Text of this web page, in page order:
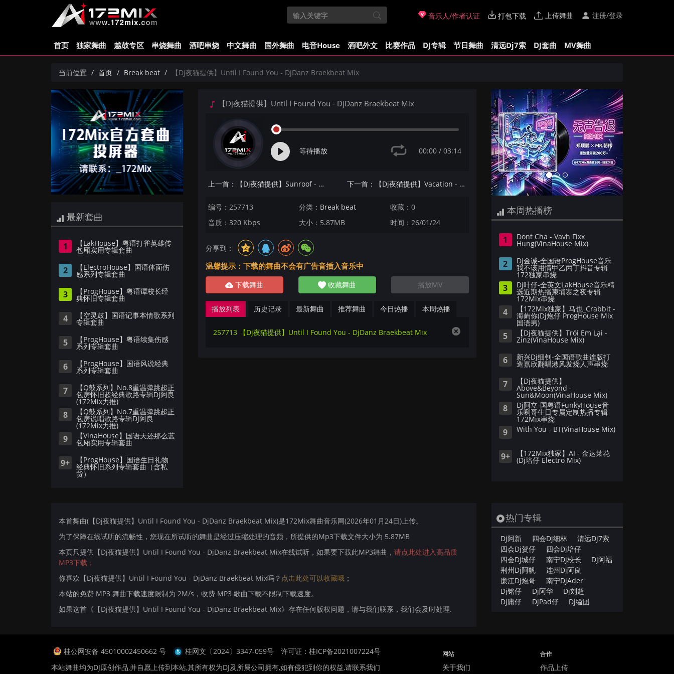
音乐人/作者认证 打包下载 上传舞曲 注册/登录
首页 独家舞曲 越鼓专区 串烧舞曲 酒吧串烧 中文舞曲 国外舞曲 电音House 酒吧外文 比赛作品 DJ专辑 节日舞曲 清远Dj7索 DJ套曲 MV舞曲
当前位置 首页 Break beat 【Dj夜猫提供】Until I Found You - DjDanz Braekbeat Mix
最新套曲
1 【LakHouse】粤语打雀英雄传
包厢实用专辑套曲
2 【ElectroHouse】国语体面伤
感系列专辑套曲
3 【ProgHouse】粤语谭校长经
典怀旧专辑套曲
4 【空灵鼓】国语记事本情歌系列
专辑套曲
5 【ProgHouse】粤语续集伤感
系列专辑套曲
6 【ProgHouse】国语风说经典
系列专辑套曲
7 【Q鼓系列】No.8重温弹跳超正
包房怀旧超经典歌路专辑DJ阿良
(172Mix力推)
8 【Q鼓系列】No.7重温弹跳超正
包房说唱歌路专辑DJ阿良
(172Mix力推)
9 【VinaHouse】国语天还那么蓝
包厢实用专辑套曲
9+ 【ProgHouse】国语生日礼物
经典怀旧系列专辑套曲（含私
货）
【Dj夜猫提供】Until I Found You - DjDanz Braekbeat Mix
等待播放 00:00 / 03:14
上一首：【Dj夜猫提供】Sunroof - DjDanz Braekbeat Mix 下一首：【Dj夜猫提供】Vacation - DjDanz Braekbeat Mix
编号：257713 分类： Break beat
收藏：0
音质：320 Kbps
大小：5.87MB 时间：26/01/24
分享到：
温馨提示：下载的舞曲不会有广告音插入音乐中
下载舞曲 收藏舞曲 播放MV
播放列表 历史记录 最新舞曲 推荐舞曲 今日热播 本周热播
257713 【Dj夜猫提供】Until I Found You - DjDanz Braekbeat Mix
Previous Next
本周热播榜
1 Dont Cha - Vavh Fixx
Hung(VinaHouse Mix)
2 Dj金诚-全国语ProgHouse音乐
我不该用情甲乙丙丁抖音专辑
172独家串烧
3 Dj叶仔-全英文LakHouse音乐精
选近期热播柬埔寨之夜专辑
172Mix串烧
4 【172Mix独家】马也_Crabbit -
海屿你(Dj炮仔 ProgHouse Mix
国语男)
5 【Dj夜猫提供】Trói Em Lại -
Zinz(VinaHouse Mix)
6 新兴Dj细钊-全国语歌曲连版打
造嘉欣翻唱港风发烧人声串烧
7 【Dj夜猫提供】
Above&Beyond -
Sun&Moon(VinaHouse Mix)
8 Dj阿立-国粤语FunkyHouse音
乐咧哥生日专属定制热播专辑
172Mix串烧
9 With You - BT(VinaHouse Mix)
9+ 【172Mix独家】AI - 金达莱花
(Dj培仔 Electro Mix)
本首舞曲(【Dj夜猫提供】Until I Found You - DjDanz Braekbeat Mix)是172Mix舞曲音乐网(2026年01月24日)上传。
为了保障在线试听的流畅性，您现在所试听的舞曲是经过压缩处理的音频，所提供的Mp3下载文件大小为 5.87MB
本页只提供【Dj夜猫提供】Until I Found You - DjDanz Braekbeat Mix在线试听，如果要下载此MP3舞曲， 请点此处进入高品质
MP3下载；
你喜欢【Dj夜猫提供】Until I Found You - DjDanz Braekbeat Mix吗？ 点击此处可以收藏哦 ；
本站的免费 MP3 舞曲下载速度限制为 2M/s，收费 MP3 歌曲下载不限制下载速度。
如果这首《【Dj夜猫提供】Until I Found You - DjDanz Braekbeat Mix》存在任何版权问题，请与我们联系，我们会及时处理.
热门专辑
Dj阿新 四会Dj细林
清远Dj7索
四会Dj贺仔
四会Dj培仔
四会Dj城仔
南宁Dj校长
Dj阿福
荆州Dj阿帆
连州Dj阿良
廉江Dj炮哥
南宁DjAder
Dj铭仔
Dj阿华
Dj刘超
Dj庸仔
DjPad仔 Dj缢囝
桂公网安备 45010002450662 号 桂网文〔2024〕3347-059号
许可证：桂ICP备2021007224号
本站舞曲均为DJ原创作品,并自愿上传到本站,其所有权为DJ及所属公司拥有,如有侵犯到你的权益,请联系我们
网站
关于我们
合作
作品上传